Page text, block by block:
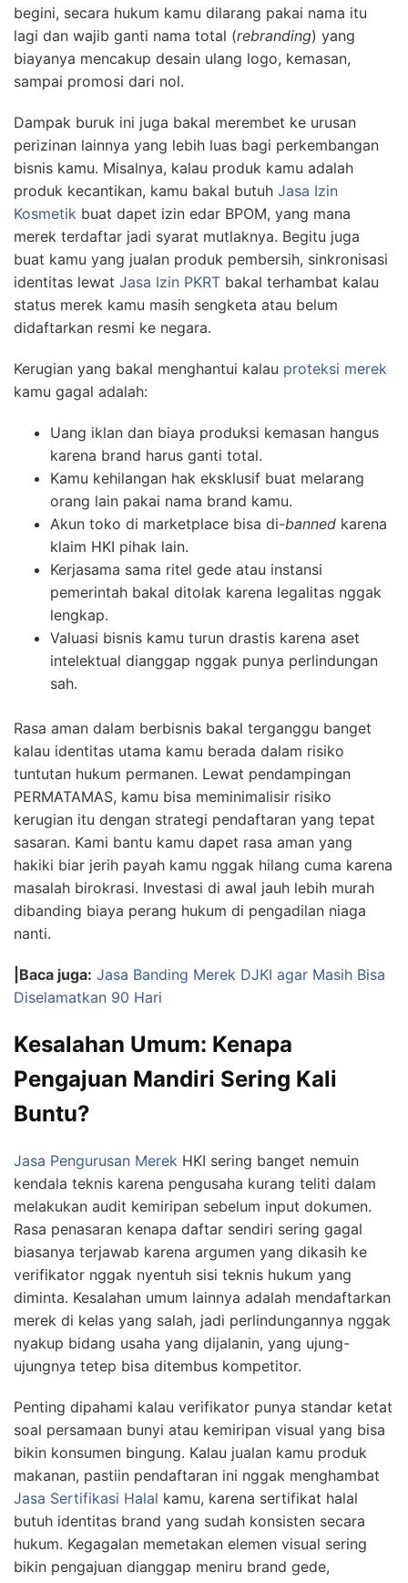
begini, secara hukum kamu dilarang pakai nama itu
lagi dan wajib ganti nama total (rebranding) yang
biayanya mencakup desain ulang logo, kemasan,
sampai promosi dari nol.
Dampak buruk ini juga bakal merembet ke urusan
perizinan lainnya yang lebih luas bagi perkembangan
bisnis kamu. Misalnya, kalau produk kamu adalah
produk kecantikan, kamu bakal butuh Jasa Izin
Kosmetik buat dapet izin edar BPOM, yang mana
merek terdaftar jadi syarat mutlaknya. Begitu juga
buat kamu yang jualan produk pembersih, sinkronisasi
identitas lewat Jasa Izin PKRT bakal terhambat kalau
status merek kamu masih sengketa atau belum
didaftarkan resmi ke negara.
Kerugian yang bakal menghantui kalau proteksi merek
kamu gagal adalah:
Uang iklan dan biaya produksi kemasan hangus
karena brand harus ganti total.
Kamu kehilangan hak eksklusif buat melarang
orang lain pakai nama brand kamu.
Akun toko di marketplace bisa di-banned karena
klaim HKI pihak lain.
Kerjasama sama ritel gede atau instansi
pemerintah bakal ditolak karena legalitas nggak
lengkap.
Valuasi bisnis kamu turun drastis karena aset
intelektual dianggap nggak punya perlindungan
sah.
Rasa aman dalam berbisnis bakal terganggu banget
kalau identitas utama kamu berada dalam risiko
tuntutan hukum permanen. Lewat pendampingan
PERMATAMAS, kamu bisa meminimalisir risiko
kerugian itu dengan strategi pendaftaran yang tepat
sasaran. Kami bantu kamu dapet rasa aman yang
hakiki biar jerih payah kamu nggak hilang cuma karena
masalah birokrasi. Investasi di awal jauh lebih murah
dibanding biaya perang hukum di pengadilan niaga
nanti.
|Baca juga: Jasa Banding Merek DJKI agar Masih Bisa
Diselamatkan 90 Hari
Kesalahan Umum: Kenapa
Pengajuan Mandiri Sering Kali
Buntu?
Jasa Pengurusan Merek HKI sering banget nemuin
kendala teknis karena pengusaha kurang teliti dalam
melakukan audit kemiripan sebelum input dokumen.
Rasa penasaran kenapa daftar sendiri sering gagal
biasanya terjawab karena argumen yang dikasih ke
verifikator nggak nyentuh sisi teknis hukum yang
diminta. Kesalahan umum lainnya adalah mendaftarkan
merek di kelas yang salah, jadi perlindungannya nggak
nyakup bidang usaha yang dijalanin, yang ujung-
ujungnya tetep bisa ditembus kompetitor.
Penting dipahami kalau verifikator punya standar ketat
soal persamaan bunyi atau kemiripan visual yang bisa
bikin konsumen bingung. Kalau jualan kamu produk
makanan, pastiin pendaftaran ini nggak menghambat
Jasa Sertifikasi Halal kamu, karena sertifikat halal
butuh identitas brand yang sudah konsisten secara
hukum. Kegagalan memetakan elemen visual sering
bikin pengajuan dianggap meniru brand gede,